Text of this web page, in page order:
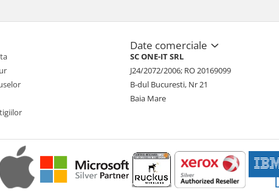
Date comerciale
SC ONE-IT SRL
J24/2072/2006; RO 20169099
B-dul Bucuresti, Nr 21
Baia Mare